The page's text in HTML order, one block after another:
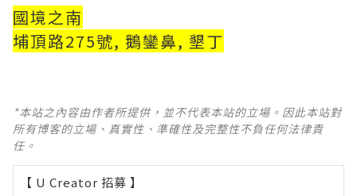
國境之南
埔頂路275號, 鵝鑾鼻, 墾丁
*本站之內容由作者所提供，並不代表本站的立場。因此本站對
所有博客的立場、真實性、準確性及完整性不負任何法律責
任。
【 U Creator 招募 】